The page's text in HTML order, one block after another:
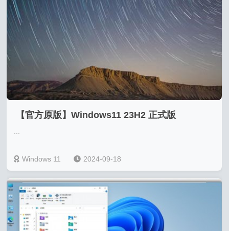
【官方原版】Windows11 23H2 正式版
v22631.4037
Windows 11 2024-09-18